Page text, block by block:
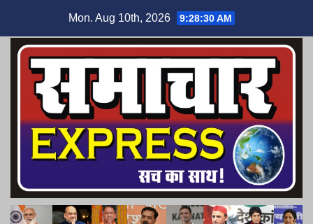
content
Mon. Aug 10th, 2026 9:28:31 AM